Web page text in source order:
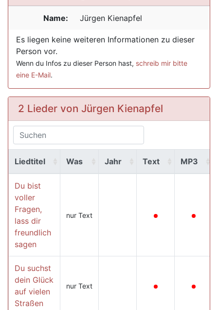
Name: Jürgen Kienapfel
Es liegen keine weiteren Informationen zu dieser
Person vor.
Wenn du Infos zu dieser Person hast, schreib mir bitte
eine E-Mail.
2 Lieder von Jürgen Kienapfel
Liedtitel Was Jahr Text MP3
Du bist
voller
Fragen,
lass dir
freundlich
sagen
nur Text
Du suchst
dein Glück
auf vielen
Straßen
nur Text